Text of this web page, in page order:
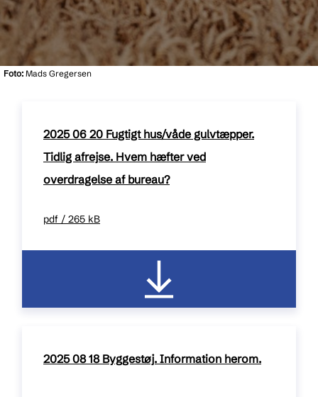
Foto: Mads Gregersen
2025 06 20 Fugtigt hus/våde gulvtæpper.
Tidlig afrejse. Hvem hæfter ved
overdragelse af bureau?
pdf / 265 kB
2025 08 18 Byggestøj. Information herom.